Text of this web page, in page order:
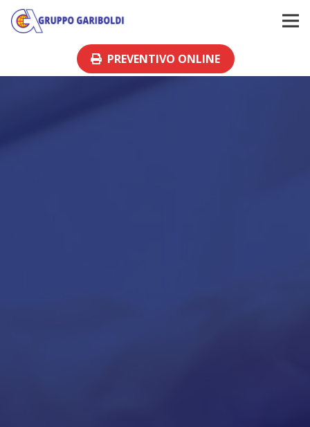
PREVENTIVO ONLINE